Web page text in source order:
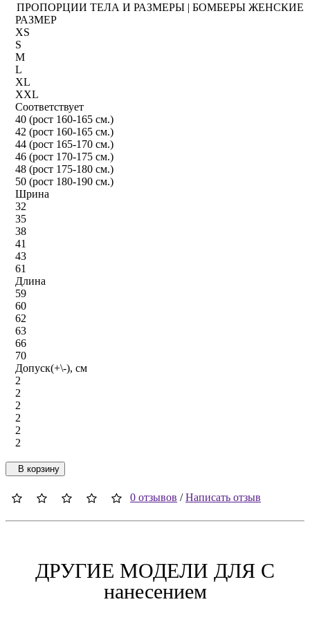
ПРОПОРЦИИ ТЕЛА И РАЗМЕРЫ | БОМБЕРЫ ЖЕНСКИЕ
РАЗМЕР
XS
S
M
L
XL
XXL
Соответствует
40 (рост 160-165 см.)
42 (рост 160-165 см.)
44 (рост 165-170 см.)
46 (рост 170-175 см.)
48 (рост 175-180 см.)
50 (рост 180-190 см.)
Шрина
32
35
38
41
43
61
Длина
59
60
62
63
66
70
Допуск(+\-), см
2
2
2
2
2
2
В корзину
0 отзывов /Написать отзыв
ДРУГИЕ МОДЕЛИ ДЛЯ C
нанесением